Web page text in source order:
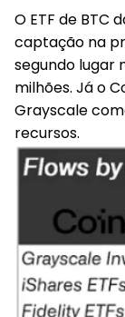
O ETF de BTC
captação na
segundo lugar
milhões. Já o
Grayscale
recursos.